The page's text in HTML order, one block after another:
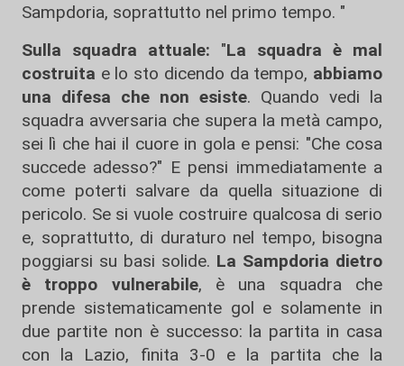
Sampdoria, soprattutto nel primo tempo. "
Sulla squadra attuale: "La squadra è mal
costruita e lo sto dicendo da tempo, abbiamo
una difesa che non esiste. Quando vedi la
squadra avversaria che supera la metà campo,
sei lì che hai il cuore in gola e pensi: "Che cosa
succede adesso?" E pensi immediatamente a
come poterti salvare da quella situazione di
pericolo. Se si vuole costruire qualcosa di serio
e, soprattutto, di duraturo nel tempo, bisogna
poggiarsi su basi solide. La Sampdoria dietro
è troppo vulnerabile, è una squadra che
prende sistematicamente gol e solamente in
due partite non è successo: la partita in casa
con la Lazio, finita 3-0 e la partita che la